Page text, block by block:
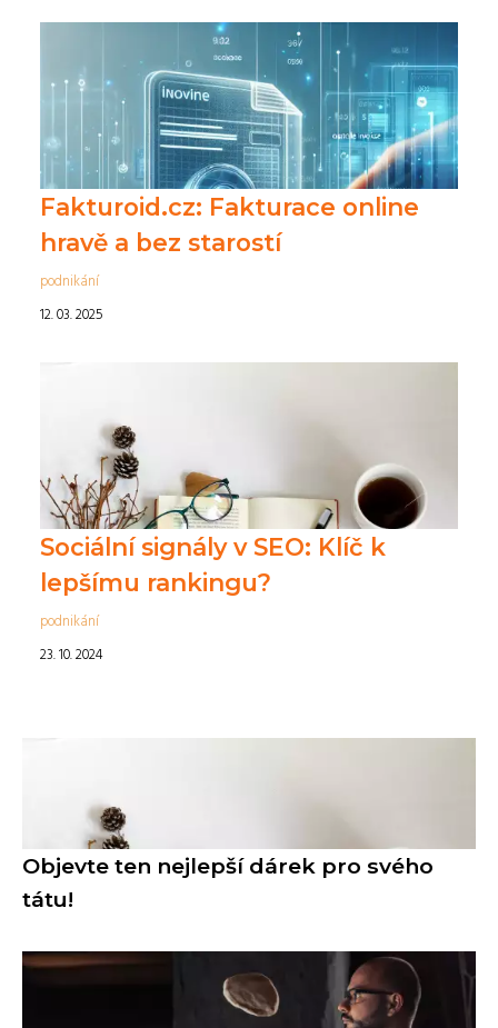
Fakturoid.cz: Fakturace online
hravě a bez starostí
podnikání
12. 03. 2025
Sociální signály v SEO: Klíč k
lepšímu rankingu?
podnikání
23. 10. 2024
Objevte ten nejlepší dárek pro svého
tátu!